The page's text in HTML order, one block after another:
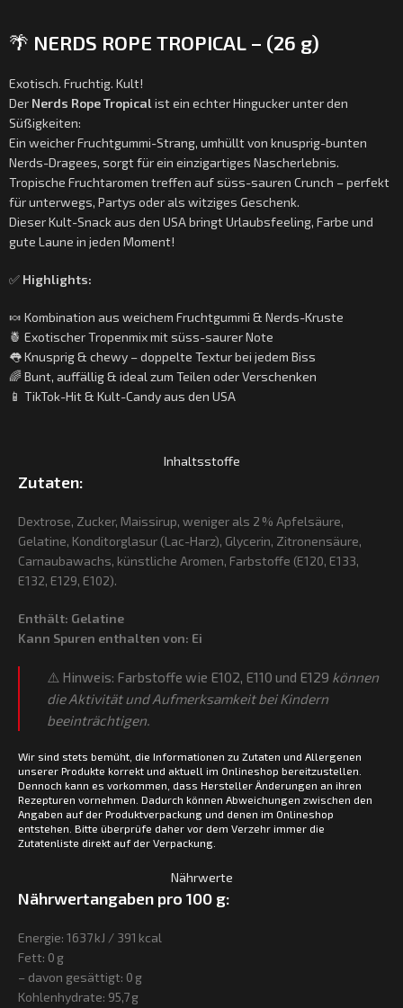
🌴 NERDS ROPE TROPICAL – (26 g)
Exotisch. Fruchtig. Kult!
Der Nerds Rope Tropical ist ein echter Hingucker unter den
Süßigkeiten:
Ein weicher Fruchtgummi-Strang, umhüllt von knusprig-bunten
Nerds-Dragees, sorgt für ein einzigartiges Nascherlebnis.
Tropische Fruchtaromen treffen auf süss-sauren Crunch – perfekt
für unterwegs, Partys oder als witziges Geschenk.
Dieser Kult-Snack aus den USA bringt Urlaubsfeeling, Farbe und
gute Laune in jeden Moment!
✅ Highlights:
🍬 Kombination aus weichem Fruchtgummi & Nerds-Kruste
🍍 Exotischer Tropenmix mit süss-saurer Note
👅 Knusprig & chewy – doppelte Textur bei jedem Biss
🌈 Bunt, auffällig & ideal zum Teilen oder Verschenken
📱 TikTok-Hit & Kult-Candy aus den USA
Inhaltsstoffe
Zutaten:
Dextrose, Zucker, Maissirup, weniger als 2 % Apfelsäure,
Gelatine, Konditorglasur (Lac-Harz), Glycerin, Zitronensäure,
Carnaubawachs, künstliche Aromen, Farbstoffe (E120, E133,
E132, E129, E102).
Enthält: Gelatine
Kann Spuren enthalten von: Ei
⚠️ Hinweis: Farbstoffe wie E102, E110 und E129 können
die Aktivität und Aufmerksamkeit bei Kindern
beeinträchtigen.
Wir sind stets bemüht, die Informationen zu Zutaten und Allergenen
unserer Produkte korrekt und aktuell im Onlineshop bereitzustellen.
Dennoch kann es vorkommen, dass Hersteller Änderungen an ihren
Rezepturen vornehmen. Dadurch können Abweichungen zwischen den
Angaben auf der Produktverpackung und denen im Onlineshop
entstehen. Bitte überprüfe daher vor dem Verzehr immer die
Zutatenliste direkt auf der Verpackung.
Nährwerte
Nährwertangaben pro 100 g:
Energie: 1637 kJ / 391 kcal
Fett: 0 g
– davon gesättigt: 0 g
Kohlenhydrate: 95,7 g